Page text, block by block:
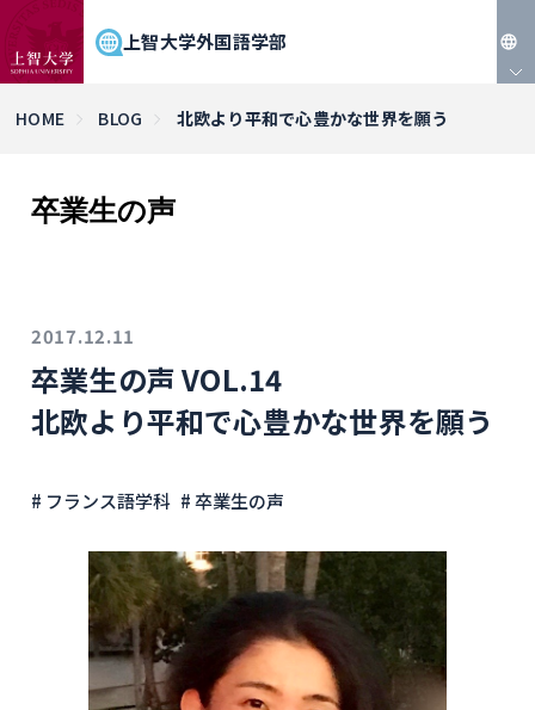
上智大学外国語学部
HOME BLOG 北欧より平和で心豊かな世界を願う
卒業生の声
2017.12.11
卒業生の声 VOL.14
北欧より平和で心豊かな世界を願う
# フランス語学科 # 卒業生の声